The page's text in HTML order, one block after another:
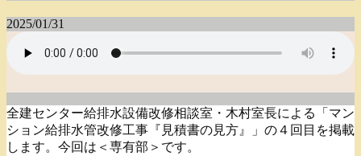
2025/01/31
全建センター給排水設備改修相談室・木村室長による「マン
ション給排水管改修工事『見積書の見方』」の４回目を掲載
します。今回は＜専有部＞です。